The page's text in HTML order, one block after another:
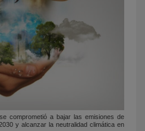
comprometió a bajar las emisiones de
y alcanzar la neutralidad climática en